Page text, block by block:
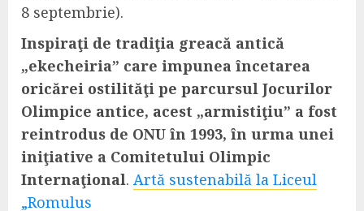
8 septembrie).
Inspiraţi de tradiţia greacă antică
„ekecheiria” care impunea încetarea
oricărei ostilităţi pe parcursul Jocurilor
Olimpice antice, acest „armistiţiu” a fost
reintrodus de ONU în 1993, în urma unei
iniţiative a Comitetului Olimpic
Internaţional. Artă sustenabilă la Liceul
„Romulus